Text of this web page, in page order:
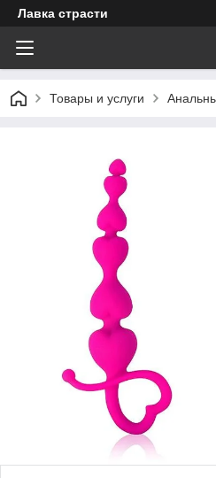
Лавка страсти
Товары и услуги